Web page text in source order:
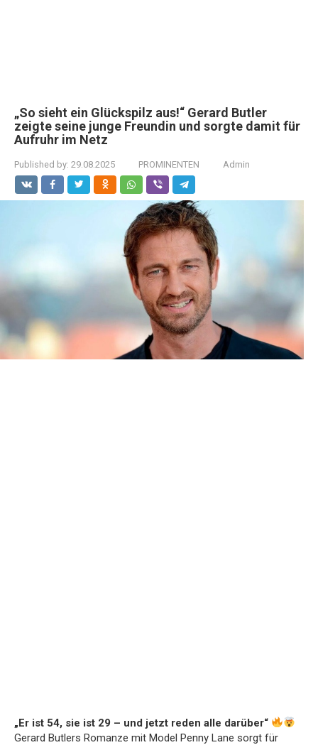
„So sieht ein Glückspilz aus!“ Gerard Butler
zeigte seine junge Freundin und sorgte damit für
Aufruhr im Netz
Published by: 29.08.2025 PROMINENTEN Admin
„Er ist 54, sie ist 29 – und jetzt reden alle darüber“
Gerard Butlers Romanze mit Model Penny Lane sorgt für